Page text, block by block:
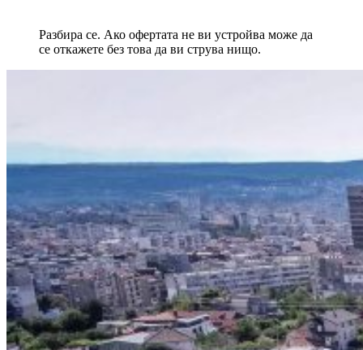
Разбира се. Ако офертата не ви устройва може да
се откажете без това да ви струва нищо.